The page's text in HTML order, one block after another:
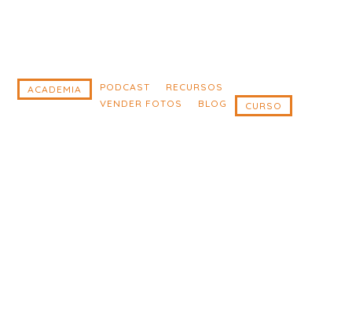
principal
ACADEMIA PODCAST
RECURSOS
VENDER FOTOS
BLOG CURSO